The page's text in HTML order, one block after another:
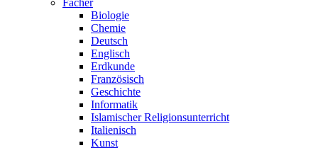
Biologie
Chemie
Deutsch
Englisch
Erdkunde
Französisch
Geschichte
Informatik
Islamischer Religionsunterricht
Italienisch
Kunst